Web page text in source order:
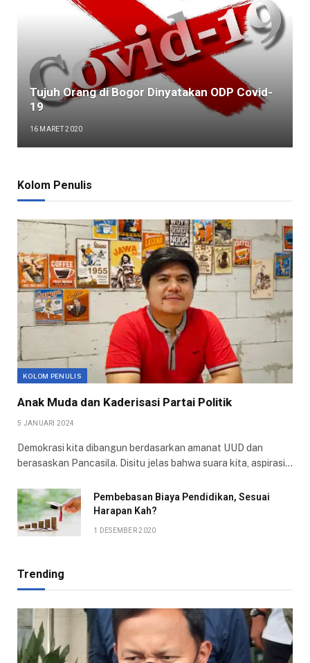
Tujuh Orang di Bogor Dinyatakan ODP Covid-
19
16 MARET 2020
Kolom Penulis
KOLOM PENULIS
Anak Muda dan Kaderisasi Partai Politik
5 JANUARI 2024
Demokrasi kita dibangun berdasarkan amanat UUD dan
berasaskan Pancasila. Disitu jelas bahwa suara kita, aspirasi…
Pembebasan Biaya Pendidikan, Sesuai
Harapan Kah?
1 DESEMBER 2020
Trending